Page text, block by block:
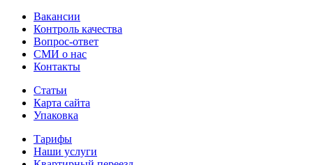
Вакансии
Контроль качества
Вопрос-ответ
СМИ о нас
Контакты
Статьи
Карта сайта
Упаковка
Тарифы
Наши услуги